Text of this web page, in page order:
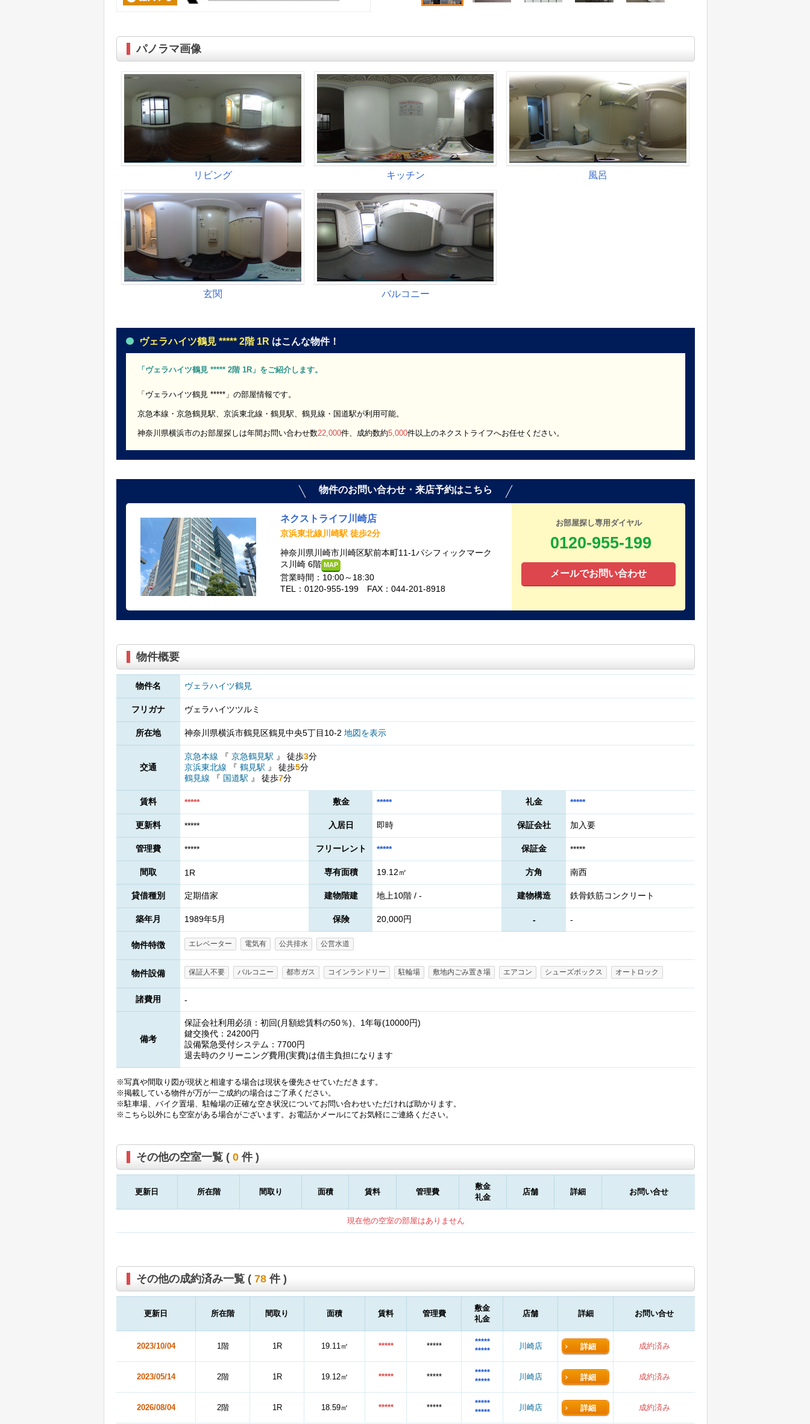
パノラマ画像
ヴェラハイツ鶴見 ***** 2階 1R はこんな物件！
「ヴェラハイツ鶴見 ***** 2階 1R」をご紹介します。
「ヴェラハイツ鶴見 *****」の部屋情報です。
京急本線・京急鶴見駅、京浜東北線・鶴見駅、鶴見線・国道駅が利用可能。
神奈川県横浜市のお部屋探しは年間お問い合わせ数22,000件、成約数約5,000件以上のネクストライフへお任せください。
物件のお問い合わせ・来店予約はこちら
ネクストライフ川崎店
京浜東北線川崎駅 徒歩2分
神奈川県川崎市川崎区駅前本町11-1パシフィックマーク
ス川崎 6階 MAP
営業時間：10:00～18:30
TEL：0120-955-199 FAX：044-201-8918
お部屋探し専用ダイヤル
0120-955-199
メールでお問い合わせ
物件概要
物件名 ヴェラハイツ鶴見
フリガナ ヴェラハイツツルミ
所在地 神奈川県横浜市鶴見区鶴見中央5丁目10-2 地図を表示
交通
京急本線 『 京急鶴見駅 』 徒歩3分
京浜東北線
『 鶴見駅 』 徒歩5分
鶴見線
『 国道駅 』 徒歩7分
賃料 ***** 敷金 ***** 礼金 *****
更新料 ***** 入居日 即時 保証会社 加入要
管理費 ***** フリーレント ***** 保証金 *****
間取 1R 専有面積 19.12㎡ 方角 南西
貸借種別 定期借家 建物階建 地上10階 / - 建物構造 鉄骨鉄筋コンクリート
築年月 1989年5月 保険 20,000円 - -
物件特徴 エレベーター 電気有 公共排水 公営水道
物件設備 保証人不要 バルコニー 都市ガス コインランドリー 駐輪場 敷地内ごみ置き場 エアコン シューズボックス オートロック
諸費用 -
備考
保証会社利用必須：初回(月額総賃料の50％)、1年毎(10000円)
鍵交換代：24200円
設備緊急受付システム：7700円
退去時のクリーニング費用(実費)は借主負担になります
※写真や間取り図が現状と相違する場合は現状を優先させていただきます。
※掲載している物件が万が一ご成約の場合はご了承ください。
※駐車場、バイク置場、駐輪場の正確な空き状況についてお問い合わせいただければ助かります。
※こちら以外にも空室がある場合がございます。お電話かメールにてお気軽にご連絡ください。
その他の空室一覧 ( 0 件 )
更新日 所在階 間取り 面積 賃料 管理費
敷金
礼金
店舗 詳細 お問い合せ
現在他の空室の部屋はありません
その他の成約済み一覧 ( 78 件 )
更新日 所在階 間取り 面積 賃料 管理費
敷金
礼金
店舗 詳細 お問い合せ
2023/10/04 1階 1R 19.11㎡ ***** *****
*****
*****
川崎店 詳細 成約済み
2023/05/14 2階 1R 19.12㎡ ***** *****
*****
*****
川崎店 詳細 成約済み
2026/08/04 2階 1R 18.59㎡ ***** *****
*****
*****
川崎店 詳細 成約済み